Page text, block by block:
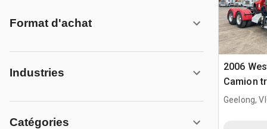
Format d'achat
Industries
Catégories
2006
Camion
Geelong,